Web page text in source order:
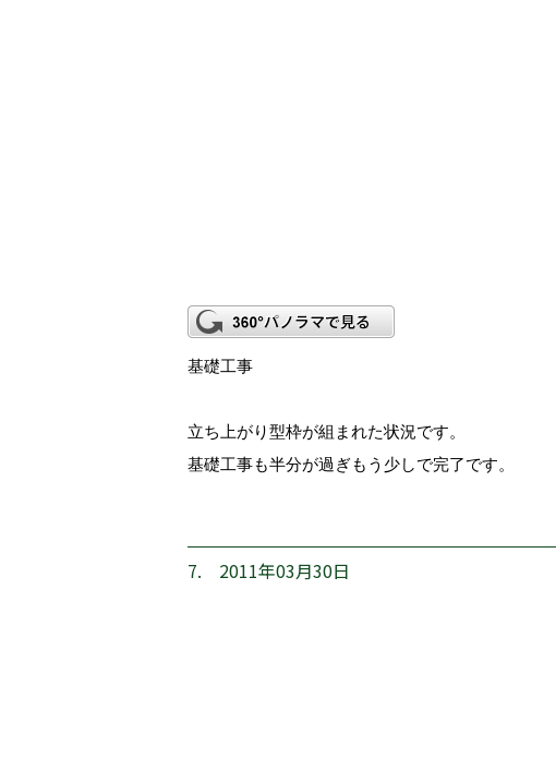
基礎工事
立ち上がり型枠が組まれた状況です。
基礎工事も半分が過ぎもう少しで完了です。
7. 2011年03月30日